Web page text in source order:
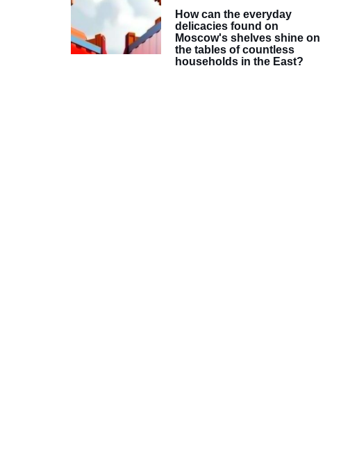
How can the everyday
delicacies found on
Moscow's shelves shine on
the tables of countless
households in the East?